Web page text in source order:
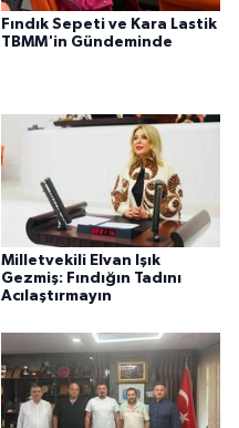
Fındık Sepeti ve Kara Lastik
TBMM'in Gündeminde
Milletvekili Elvan Işık
Gezmiş: Fındığın Tadını
Acılaştırmayın